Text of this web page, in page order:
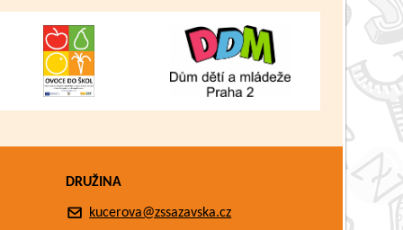
DRUŽINA
kucerova@zssazavska.cz